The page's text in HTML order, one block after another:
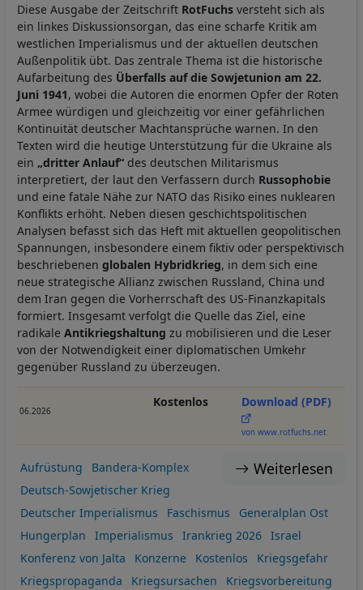
Diese Ausgabe der Zeitschrift RotFuchs versteht sich als
ein linkes Diskussionsorgan, das eine scharfe Kritik am
westlichen Imperialismus und der aktuellen deutschen
Außenpolitik übt. Das zentrale Thema ist die historische
Aufarbeitung des Überfalls auf die Sowjetunion am 22.
Juni 1941, wobei die Autoren die enormen Opfer der Roten
Armee würdigen und gleichzeitig vor einer gefährlichen
Kontinuität deutscher Machtansprüche warnen. In den
Texten wird die heutige Unterstützung für die Ukraine als
ein „dritter Anlauf“ des deutschen Militarismus
interpretiert, der laut den Verfassern durch Russophobie
und eine fatale Nähe zur NATO das Risiko eines nuklearen
Konflikts erhöht. Neben diesen geschichtspolitischen
Analysen befasst sich das Heft mit aktuellen geopolitischen
Spannungen, insbesondere einem fiktiv oder perspektivisch
beschriebenen globalen Hybridkrieg, in dem sich eine
neue strategische Allianz zwischen Russland, China und
dem Iran gegen die Vorherrschaft des US-Finanzkapitals
formiert. Insgesamt verfolgt die Quelle das Ziel, eine
radikale Antikriegshaltung zu mobilisieren und die Leser
von der Notwendigkeit einer diplomatischen Umkehr
gegenüber Russland zu überzeugen.
06.2026
Kostenlos Download (PDF)
von www.rotfuchs.net
Weiterlesen
Aufrüstung
Bandera-Komplex
Deutsch-Sowjetischer Krieg
Deutscher Imperialismus
Faschismus
Generalplan Ost
Hungerplan
Imperialismus Irankrieg 2026
Israel
Konferenz von Jalta
Konzerne Kostenlos
Kriegsgefahr
Kriegspropaganda
Kriegsursachen
Kriegsvorbereitung